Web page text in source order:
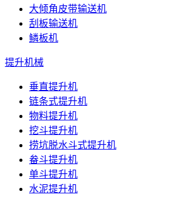
大倾角皮带输送机
刮板输送机
鳞板机
提升机械
垂直提升机
链条式提升机
物料提升机
挖斗提升机
捞坑脱水斗式提升机
畚斗提升机
单斗提升机
水泥提升机